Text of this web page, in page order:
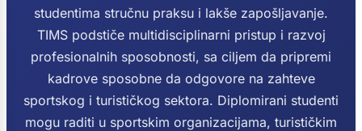
studentima stručnu praksu i lakše zapošljavanje.
TIMS podstiče multidisciplinarni pristup i razvoj
profesionalnih sposobnosti, sa ciljem da pripremi
kadrove sposobne da odgovore na zahteve
sportskog i turističkog sektora. Diplomirani studenti
mogu raditi u sportskim organizacijama, turističkim